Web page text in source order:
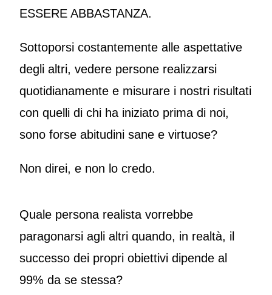
ESSERE ABBASTANZA.
Sottoporsi costantemente alle aspettative
degli altri, vedere persone realizzarsi
quotidianamente e misurare i nostri risultati
con quelli di chi ha iniziato prima di noi,
sono forse abitudini sane e virtuose?
Non direi, e non lo credo.
Quale persona realista vorrebbe
paragonarsi agli altri quando, in realtà, il
successo dei propri obiettivi dipende al
99% da se stessa?